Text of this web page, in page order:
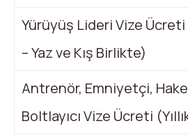
Yürüyüş Lideri Vize Ücreti
– Yaz ve Kış Birlikte)
Antrenör, Emniyetçi,
Boltlayıcı Vize Ücreti